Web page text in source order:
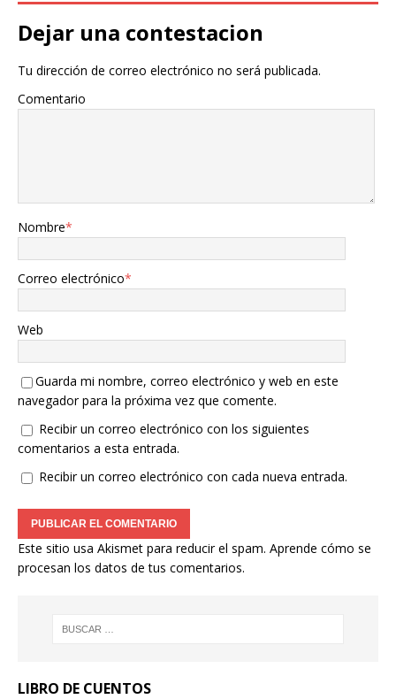
Dejar una contestacion
Tu dirección de correo electrónico no será publicada.
Comentario
Nombre*
Correo electrónico*
Web
Guarda mi nombre, correo electrónico y web en este
navegador para la próxima vez que comente.
Recibir un correo electrónico con los siguientes
comentarios a esta entrada.
Recibir un correo electrónico con cada nueva entrada.
Este sitio usa Akismet para reducir el spam. Aprende cómo se
procesan los datos de tus comentarios.
LIBRO DE CUENTOS